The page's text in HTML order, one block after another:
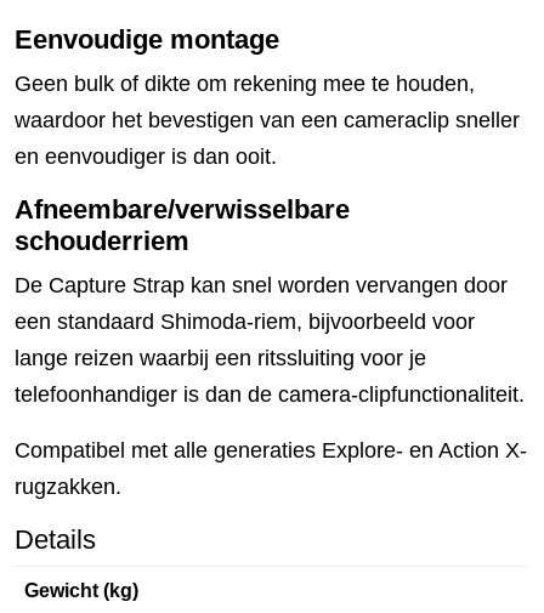
Eenvoudige montage
Geen bulk of dikte om rekening mee te houden,
waardoor het bevestigen van een cameraclip sneller
en eenvoudiger is dan ooit.
Afneembare/verwisselbare
schouderriem
De Capture Strap kan snel worden vervangen door
een standaard Shimoda-riem, bijvoorbeeld voor
lange reizen waarbij een ritssluiting voor je
telefoonhandiger is dan de camera-clipfunctionaliteit.
Compatibel met alle generaties Explore- en Action X-
rugzakken.
Details
Gewicht (kg)